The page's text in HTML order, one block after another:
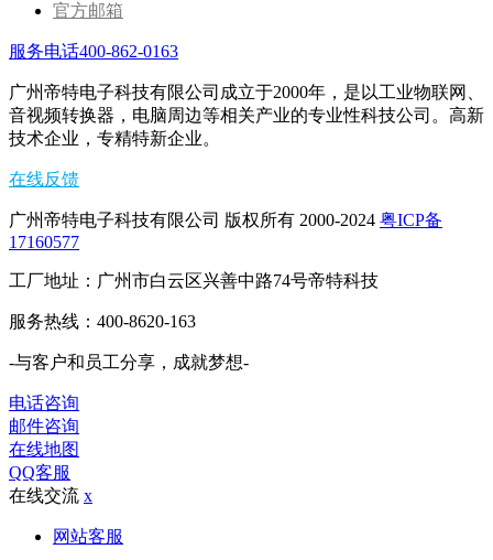
官方邮箱
服务电话400-862-0163
广州帝特电子科技有限公司成立于2000年，是以工业物联网、
音视频转换器，电脑周边等相关产业的专业性科技公司。高新
技术企业，专精特新企业。
在线反馈
广州帝特电子科技有限公司 版权所有 2000-2024 粤ICP备
17160577
工厂地址：广州市白云区兴善中路74号帝特科技
服务热线：400-8620-163
-与客户和员工分享，成就梦想-
电话咨询
邮件咨询
在线地图
QQ客服
在线交流 x
网站客服